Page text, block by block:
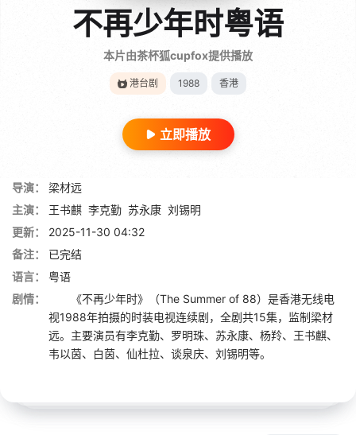
不再少年时粤语
本片由茶杯狐cupfox提供播放
港台剧 1988 香港
立即播放
导演：
梁材远
主演：
王书麒 李克勤 苏永康 刘锡明
更新：
2025-11-30 04:32
备注：
已完结
语言：
粤语
剧情：
《不再少年时》（The Summer of 88）是香港无线电
视1988年拍摄的时装电视连续剧，全剧共15集，监制梁材
远。主要演员有李克勤、罗明珠、苏永康、杨羚、王书麒、
韦以茵、白茵、仙杜拉、谈泉庆、刘锡明等。